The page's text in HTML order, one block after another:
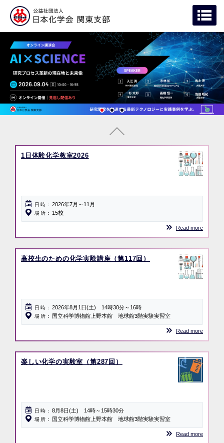
1日体験化学教室2026
日時 2026年7月～11月
場所 15校
Read more
高校生のための化学実験講座（第117回）
日時 2026年8月1日(土) 14時30分～16時
場所 国立科学博物館上野本館 地球館3階実験実習室
Read more
楽しい化学の実験室（第287回）
日時 8月8日(土) 14時～15時30分
場所 国立科学博物館上野本館 地球館3階実験実習室
Read more